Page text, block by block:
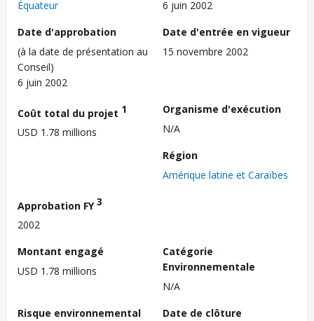
Équateur
6 juin 2002
Date d'approbation
(à la date de présentation au
Conseil)
6 juin 2002
Date d'entrée en vigueur
15 novembre 2002
Coût total du projet 1
USD 1.78 millions
Organisme d'exécution
N/A
Région
Amérique latine et Caraïbes
Approbation FY3
2002
Montant engagé
USD 1.78 millions
Catégorie
Environnementale
N/A
Risque environnemental
Date de clôture